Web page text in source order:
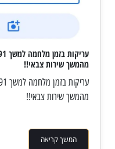
מהמשך שירות צבאי!!
מהמשך שירות צבאי!!
המשך קריאה